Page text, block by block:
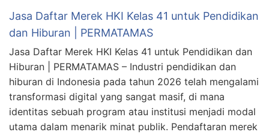
Jasa Daftar Merek HKI Kelas 41 untuk Pendidikan
dan Hiburan | PERMATAMAS
Jasa Daftar Merek HKI Kelas 41 untuk Pendidikan dan
Hiburan | PERMATAMAS – Industri pendidikan dan
hiburan di Indonesia pada tahun 2026 telah mengalami
transformasi digital yang sangat masif, di mana
identitas sebuah program atau institusi menjadi modal
utama dalam menarik minat publik. Pendaftaran merek